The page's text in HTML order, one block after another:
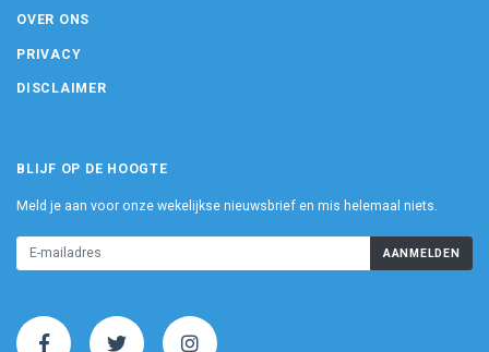
OVER ONS
PRIVACY
DISCLAIMER
BLIJF OP DE HOOGTE
Meld je aan voor onze wekelijkse nieuwsbrief en mis helemaal niets.
AANMELDEN